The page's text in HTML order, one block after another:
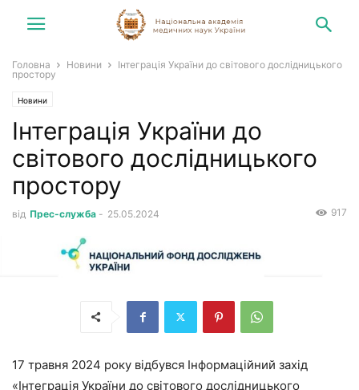
Головна Новини
Інтеграція України до світового дослідницького
простору
Новини
Інтеграція України до
світового дослідницького
простору
від Прес-служба - 25.05.2024 917
17 травня 2024 року відбувся Інформаційний захід
«Інтеграція України до світового дослідницького